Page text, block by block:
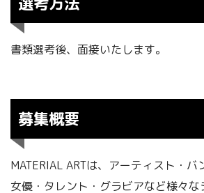
書類選考後、面接いたします。
募集概要
MATERIAL ARTは、アーティスト・バ
女優・タレント・グラビアなど様々